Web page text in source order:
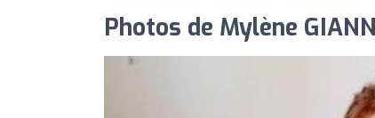
Photos de Mylène